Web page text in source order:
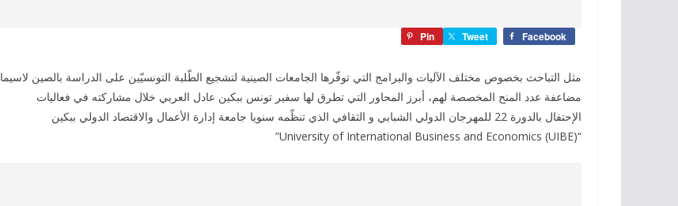
Facebook
Tweet
Pin
مثل التباحث بخصوص مختلف الآليات والبرامج التي توفّرها الجامعات الصينية لتشجيع الطّلبة التونسيّين على الدراسة بالصين لاسيما
مضاعفة عدد المنح المخصصة لهم، أبرز المحاور التي تطرق لها سفير تونس ببكين عادل العربي خلال مشاركته في فعاليات
الإحتفال بالدورة 22 للمهرجان الدولي الشبابي و الثقافي الذي تنظّمه سنويا جامعة إدارة الأعمال والاقتصاد الدولي ببكين
“University of International Business and Economics (UIBE)”